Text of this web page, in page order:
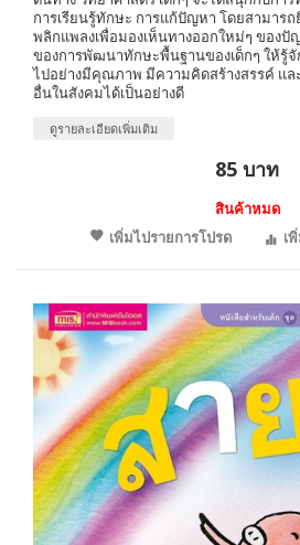
การเรียนรู้ทักษะ การแก้ปัญหา โดยสามาร
พลิกแพลงเพื่อมองเห็นทางออกใหม่ๆ ของปั
ของการพัฒนาทักษะพื้นฐานของเด็กๆ ให้รู้จั
ไปอย่างมีคุณภาพ มีความคิดสร้างสรรค์ แ
อื่นในสังคมได้เป็นอย่างดี
ดูรายละเอียดเพิ่มเติม
85 บาท
สินค้าหมด
เพิ่มไปรายการโปรด
เ